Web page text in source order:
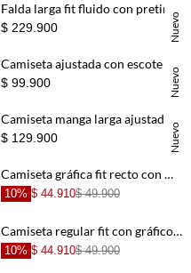
+
+
+
+
Nuevo
+
Falda larga fit fluido con pretina en V en lino color arena para mujer
$ 229.900
Nuevo
Camiseta ajustada con escote hombros descubiertos en malla terracota para mujer
$ 99.900
Nuevo
Camiseta manga larga ajustada con tejido calado en chocolate para mujer
$ 129.900
Camiseta gráfica fit recto con mensaje frontal en negro para mujer
10% $ 44.910$ 49.900
Camiseta regular fit con gráfico en algodón azul claro para mujer
10% $ 44.910$ 49.900